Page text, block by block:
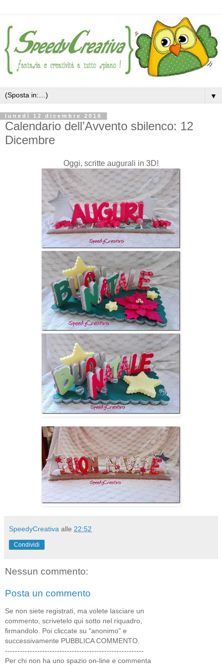
▼
lunedì 12 dicembre 2016
Calendario dell’Avvento sbilenco: 12
Dicembre
Oggi, scritte augurali in 3D!
SpeedyCreativa alle 22:52
Condividi
Nessun commento:
Posta un commento
Se non siete registrati, ma volete lasciare un
commento, scrivetelo qui sotto nel riquadro,
firmandolo. Poi cliccate su "anonimo" e
successivamente PUBBLICA COMMENTO.
--------------------------------------------------------
Per chi non ha uno spazio on-line e commenta